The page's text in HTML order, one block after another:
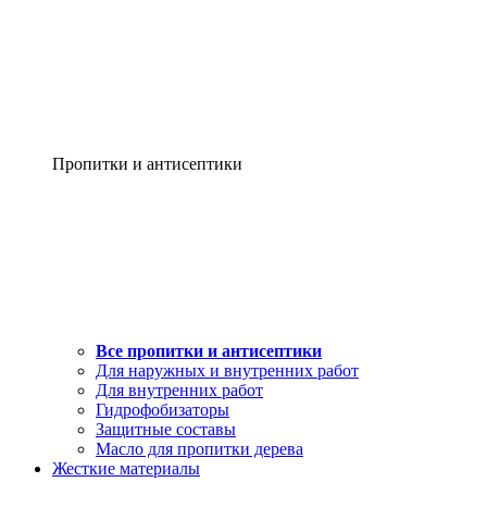
Пропитки и антисептики
Все пропитки и антисептики
Для наружных и внутренних работ
Для внутренних работ
Гидрофобизаторы
Защитные составы
Масло для пропитки дерева
Жесткие материалы